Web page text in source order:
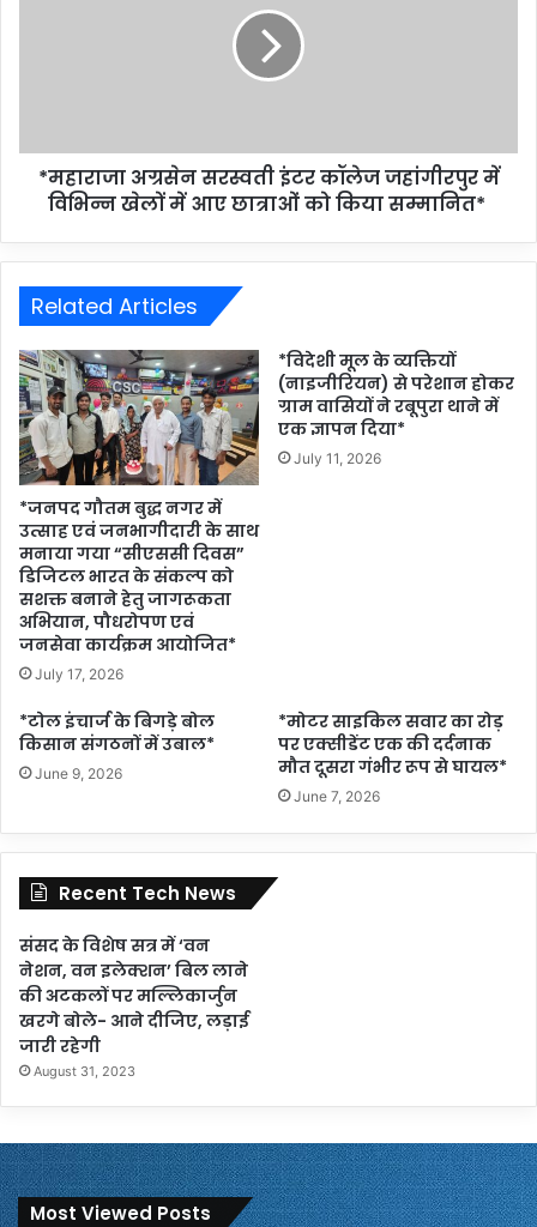
*महाराजा अग्रसेन सरस्वती इंटर कॉलेज जहांगीरपुर में
विभिन्न खेलों में आए छात्राओं को किया सम्मानित*
Related Articles
*जनपद गौतम बुद्ध नगर में
उत्साह एवं जनभागीदारी के साथ
मनाया गया “सीएससी दिवस”
डिजिटल भारत के संकल्प को
सशक्त बनाने हेतु जागरूकता
अभियान, पौधरोपण एवं
जनसेवा कार्यक्रम आयोजित*
July 17, 2026
*विदेशी मूल के व्यक्तियों
(नाइजीरियन) से परेशान होकर
ग्राम वासियों ने रबूपुरा थाने में
एक ज्ञापन दिया*
July 11, 2026
*टोल इंचार्ज के बिगड़े बोल
किसान संगठनों में उबाल*
June 9, 2026
*मोटर साइकिल सवार का रोड़
पर एक्सीडेंट एक की दर्दनाक
मौत दूसरा गंभीर रूप से घायल*
June 7, 2026
Recent Tech News
संसद के विशेष सत्र में ‘वन
नेशन, वन इलेक्शन’ बिल लाने
की अटकलों पर मल्लिकार्जुन
खरगे बोले- आने दीजिए, लड़ाई
जारी रहेगी
August 31, 2023
Most Viewed Posts